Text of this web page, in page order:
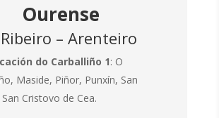
Ourense
– Arenteiro
do Carballiño 1: O
Maside, Piñor, Punxín, San
Cristovo de Cea.